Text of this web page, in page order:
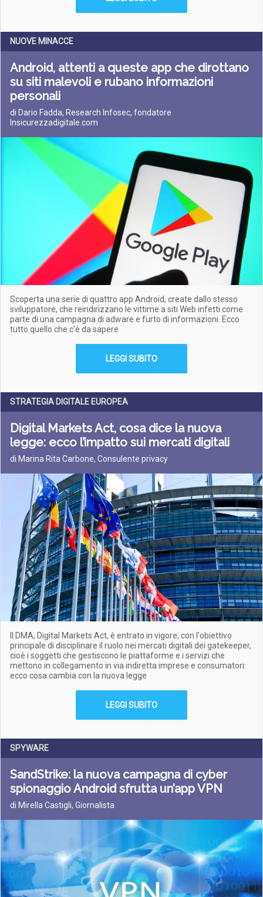
NUOVE MINACCE
Android, attenti a queste app che dirottano
su siti malevoli e rubano informazioni
personali
di Dario Fadda, Research Infosec, fondatore
Insicurezzadigitale.com
Scoperta una serie di quattro app Android, create dallo stesso
sviluppatore, che reindirizzano le vittime a siti Web infetti come
parte di una campagna di adware e furto di informazioni. Ecco
tutto quello che c'è da sapere
LEGGI SUBITO
STRATEGIA DIGITALE EUROPEA
Digital Markets Act, cosa dice la nuova
legge: ecco l’impatto sui mercati digitali
di Marina Rita Carbone, Consulente privacy
Il DMA, Digital Markets Act, è entrato in vigore, con l'obiettivo
principale di disciplinare il ruolo nei mercati digitali dei gatekeeper,
cioè i soggetti che gestiscono le piattaforme e i servizi che
mettono in collegamento in via indiretta imprese e consumatori:
ecco cosa cambia con la nuova legge
LEGGI SUBITO
SPYWARE
SandStrike: la nuova campagna di cyber
spionaggio Android sfrutta un’app VPN
di Mirella Castigli, Giornalista